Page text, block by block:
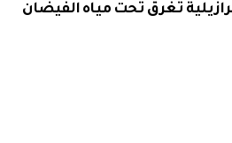
تغرق تحت مياه الفيضان